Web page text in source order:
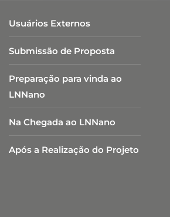
Usuários Externos
Submissão de Proposta
Preparação para vinda ao
LNNano
Na Chegada ao LNNano
Após a Realização do Projeto